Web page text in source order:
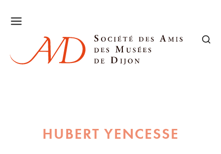
HUBERT YENCESSE